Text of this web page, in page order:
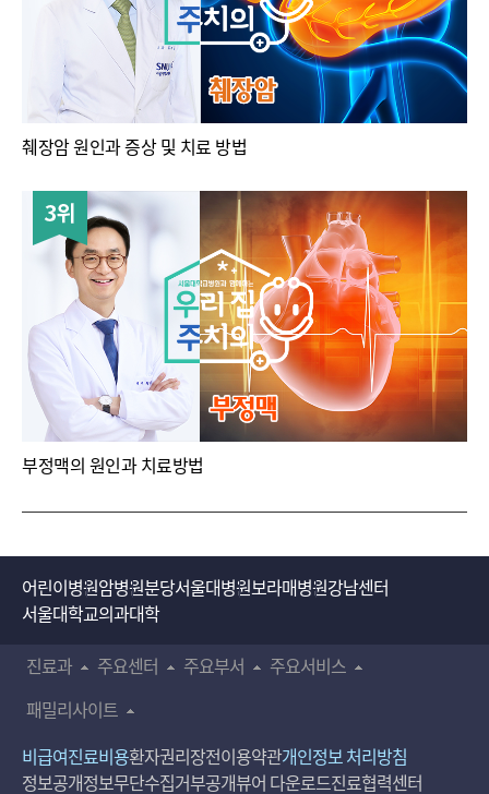
췌장암 원인과 증상 및 치료 방법
3위
부정맥의 원인과 치료방법
어린이병원암병원분당서울대병원보라매병원강남센터
서울대학교의과대학
진료과
주요센터 주요부서
주요서비스
패밀리사이트
비급여진료비용환자권리장전이용약관개인정보 처리방침
정보공개정보무단수집거부공개뷰어 다운로드진료협력센터